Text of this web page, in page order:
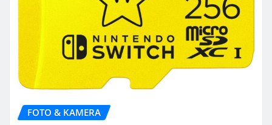
FOTO & KAMERA